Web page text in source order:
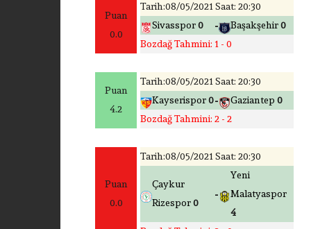
Puan
0.0
Tarih:08/05/2021 Saat: 20:30
Sivasspor0 - Başakşehir0
Bozdağ Tahmini: 1 - 0
Puan
4.2
Tarih:08/05/2021 Saat: 20:30
Kayserispor0- Gaziantep 0
Bozdağ Tahmini: 2 - 2
Puan
0.0
Tarih:08/05/2021 Saat: 20:30
Çaykur
Rizespor0
-
Yeni
Malatyaspor
4